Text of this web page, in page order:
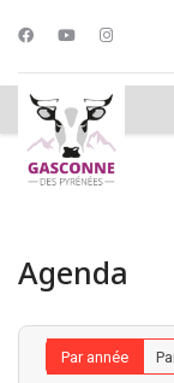
Agenda
Par année